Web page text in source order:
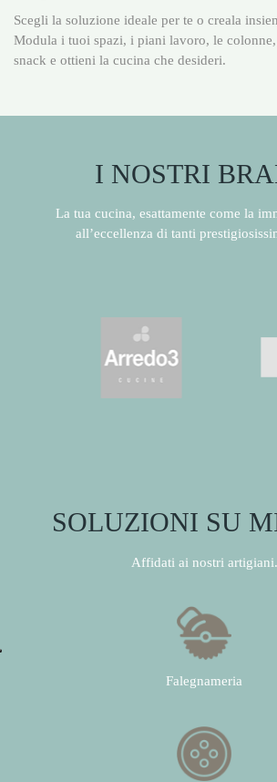
Scegli la soluzione ideale per te o creala
Modula i tuoi spazi, i piani lavoro, le
snack e ottieni la cucina che desideri.
I NOSTRI
La tua cucina, esattamente come la
all’eccellenza di tanti
SOLUZIONI SU
Affidati ai nostri artigiani.
Falegnameria